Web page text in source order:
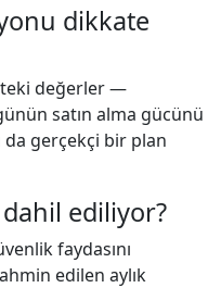
dikkate
değerler —
satın alma gücünü
da gerçekçi bir plan
ediliyor?
faydasını
edilen aylık